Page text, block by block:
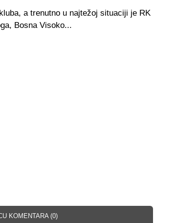
a trenutno u najtežoj situaciji je RK
Bosna Visoko...
KOMENTARA (0)